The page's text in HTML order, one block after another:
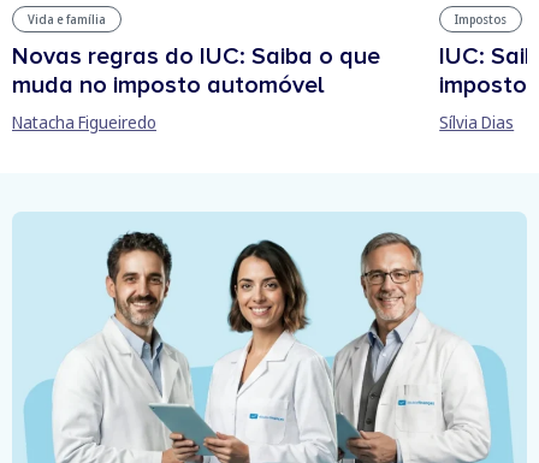
Vida e família
Novas regras do IUC: Saiba o que
muda no imposto automóvel
Natacha Figueiredo
Impostos
IUC:
imposto
Sílvia Dias